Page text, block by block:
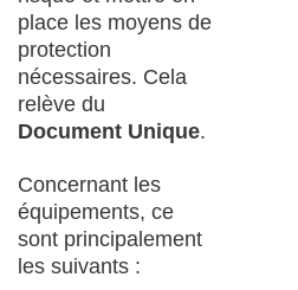
place les moyens de
protection
nécessaires. Cela
relève du
Document Unique.
Concernant les
équipements, ce
sont principalement
les suivants :